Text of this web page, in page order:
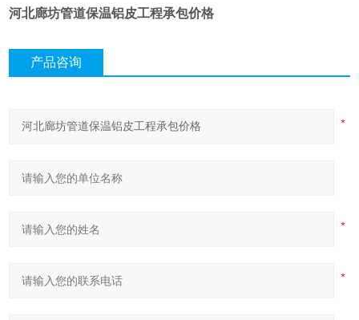
河北廊坊管道保温铝皮工程承包价格
产品咨询